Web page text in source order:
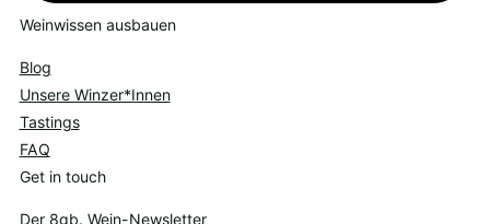
Weinwissen ausbauen
Blog
Unsere Winzer*Innen
Tastings
FAQ
Get in touch
Der 8gb. Wein-Newsletter